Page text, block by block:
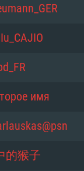
имя
的猴子